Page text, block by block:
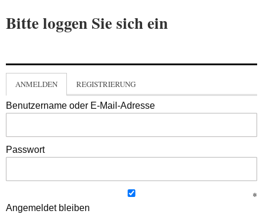
Bitte loggen Sie sich ein
ANMELDEN REGISTRIERUNG
Benutzername oder E-Mail-Adresse
Passwort
Angemeldet bleiben